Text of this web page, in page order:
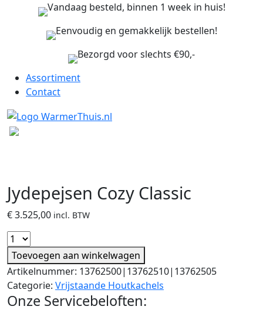
Vandaag besteld, binnen 1 week in huis!
Eenvoudig en gemakkelijk bestellen!
Bezorgd voor slechts €90,-
Assortiment
Contact
Jydepejsen Cozy Classic
€3.525,00 incl. BTW
Toevoegen aan winkelwagen
Artikelnummer: 13762500|13762510|13762505
Categorie: Vrijstaande Houtkachels
Onze Servicebeloften: